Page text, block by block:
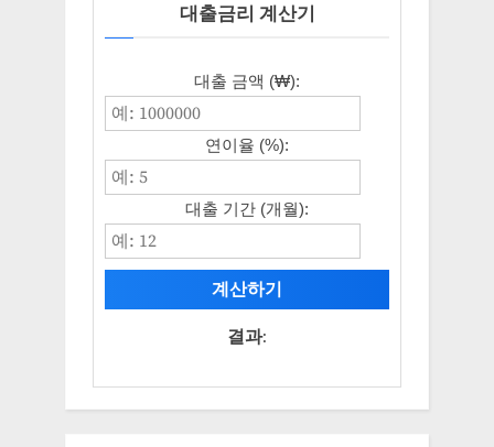
대출금리 계산기
대출 금액 (₩):
연이율 (%):
대출 기간 (개월):
계산하기
결과: